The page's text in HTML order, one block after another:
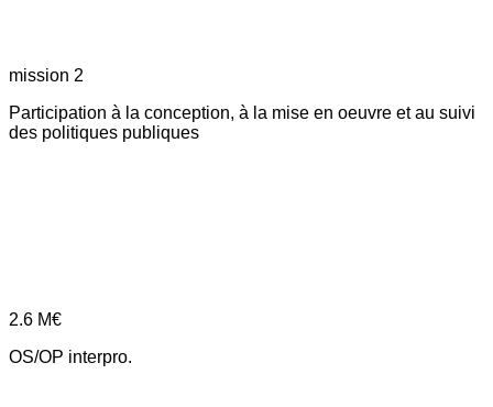
mission 2
Participation à la conception, à la mise en oeuvre et au suivi
des politiques publiques
2.6 M€
OS/OP interpro.